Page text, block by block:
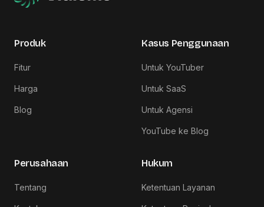
Produk
Fitur
Harga
Blog
Kasus Penggunaan
Untuk YouTuber
Untuk SaaS
Untuk Agensi
YouTube ke Blog
Perusahaan
Tentang
Hukum
Ketentuan Layanan